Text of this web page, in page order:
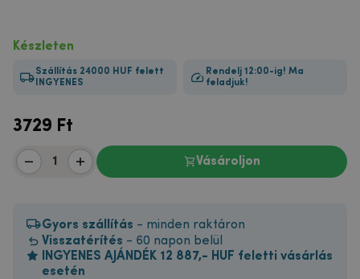
Készleten
Szállítás 24000 HUF felett
INGYENES
Rendelj 12:00-ig! Ma
feladjuk!
3729 Ft
Vásároljon
Gyors szállítás - minden raktáron
Visszatérítés - 60 napon belül
INGYENES AJÁNDÉK 12 887,- HUF feletti vásárlás
esetén